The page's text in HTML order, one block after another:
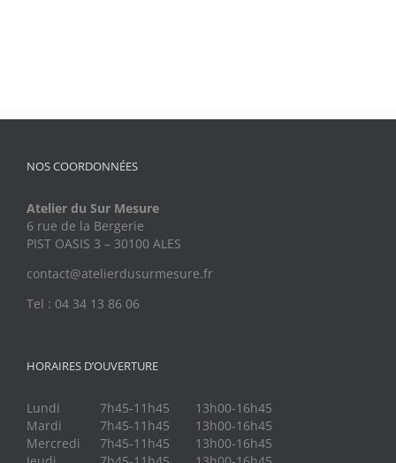
NOS COORDONNÉES
Atelier du Sur Mesure
6 rue de la Bergerie
PIST OASIS 3 – 30100 ALES
contact@atelierdusurmesure.fr
Tel : 04 34 13 86 06
HORAIRES D’OUVERTURE
Lundi 7h45-11h45
13h00-16h45
Mardi
7h45-11h45
13h00-16h45
Mercredi
7h45-11h45
13h00-16h45